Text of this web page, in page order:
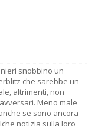
snobbino un
che sarebbe un
altrimenti, non
Meno male
se sono ancora
notizia sulla loro